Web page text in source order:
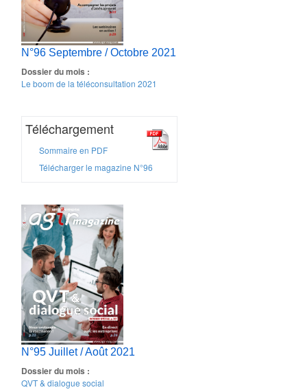
N°96 Septembre / Octobre 2021
Dossier du mois :
Le boom de la téléconsultation 2021
Téléchargement
Sommaire en PDF
Télécharger le magazine N°96
N°95 Juillet / Août 2021
Dossier du mois :
QVT & dialogue social